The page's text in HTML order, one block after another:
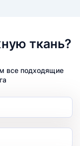
ткань?
все подходящие